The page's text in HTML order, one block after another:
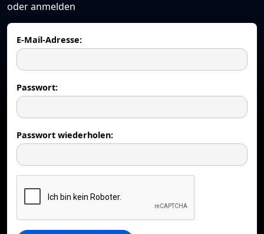
oder anmelden
E-Mail-Adresse:
Passwort:
Passwort wiederholen: